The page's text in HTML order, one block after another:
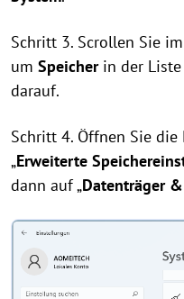
Schritt 3. Scrollen Sie
um Speicher in der
darauf.
Schritt 4. Öffnen Sie
„Erweiterte
dann auf „Datenträger